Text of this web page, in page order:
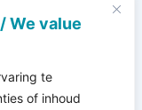
We value
te
of inhoud
Werkgevers